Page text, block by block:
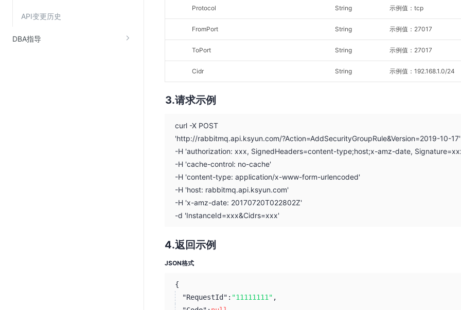
API变更历史
DBA指导
合规性
资质认证
Protocol String 示例值：tcp
FromPort String 示例值：27017
ToPort String 示例值：27017
Cidr String 示例值：192.168.1.0/24
请求示例
curl -X POST
'http://rabbitmq.api.ksyun.com/?Action=AddSecurityGroupRule&Version=2019-10-17'
-H 'authorization: xxx, SignedHeaders=content-type;host;x-amz-date,
-H 'cache-control: no-cache'
-H 'content-type: application/x-www-form-urlencoded'
-H 'host: rabbitmq.api.ksyun.com'
-H 'x-amz-date: 20170720T022802Z'
-d 'InstanceId=xxx&Cidrs=xxx'
返回示例
JSON格式
{
"RequestId": "11111111" ,